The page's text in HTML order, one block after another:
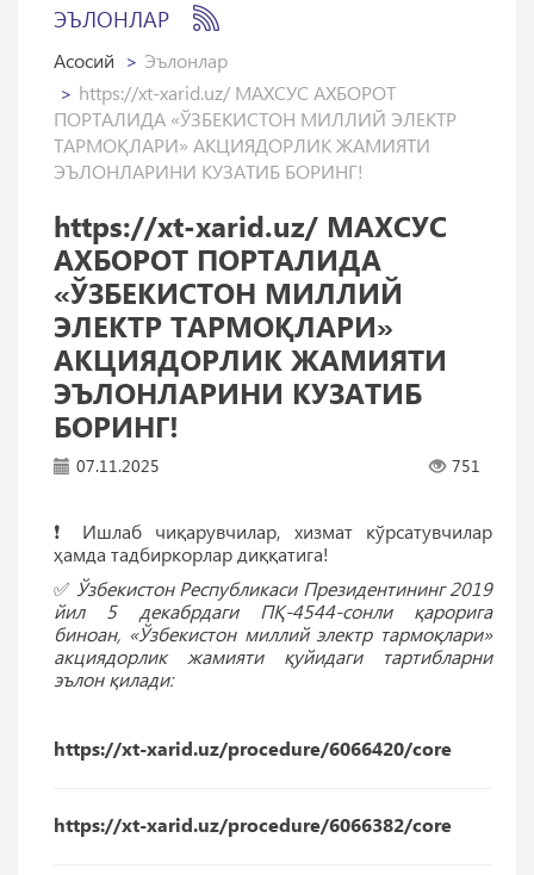
ЭЪЛОНЛАР
Асосий
Эълонлар
https://xt-xarid.uz/ МАХСУС АХБОРОТ
ПОРТАЛИДА «ЎЗБЕКИСТОН МИЛЛИЙ ЭЛЕКТР
ТАРМОҚЛАРИ» АКЦИЯДОРЛИК ЖАМИЯТИ
ЭЪЛОНЛАРИНИ КУЗАТИБ БОРИНГ!
https://xt-xarid.uz/ МАХСУС
АХБОРОТ ПОРТАЛИДА
«ЎЗБЕКИСТОН МИЛЛИЙ
ЭЛЕКТР ТАРМОҚЛАРИ»
АКЦИЯДОРЛИК ЖАМИЯТИ
ЭЪЛОНЛАРИНИ КУЗАТИБ
БОРИНГ!
07.11.2025 751
❗️ Ишлаб чиқарувчилар, хизмат кўрсатувчилар
ҳамда тадбиркорлар диққатига!
✅ Ўзбекистон Республикаси Президентининг 2019
йил 5 декабрдаги ПҚ-4544-сонли қарорига
биноан, «Ўзбекистон миллий электр тармоқлари»
акциядорлик жамияти қуйидаги тартибларни
эълон қилади:
https://xt-xarid.uz/procedure/6066420/core
https://xt-xarid.uz/procedure/6066382/core